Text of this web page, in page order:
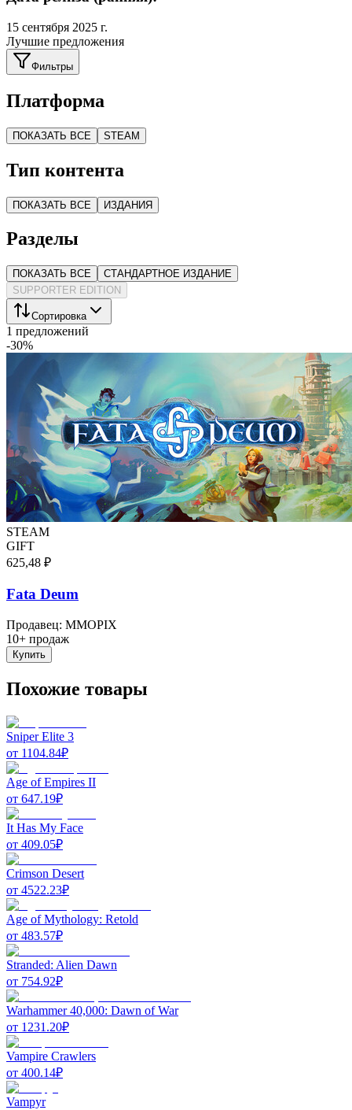
15 сентября 2025 г.
Лучшие предложения
Фильтры
Платформа
ПОКАЗАТЬ ВСЕ STEAM
Тип контента
ПОКАЗАТЬ ВСЕ ИЗДАНИЯ
Разделы
ПОКАЗАТЬ ВСЕ
СТАНДАРТНОЕ ИЗДАНИЕ
SUPPORTER EDITION
Сортировка
1 предложений
-30%
STEAM
GIFT
625,48 ₽
Fata Deum
Продавец: MMOPIX
10+ продаж
Купить
Похожие товары
Sniper Elite 3
от 1104.84₽
Age of Empires II
от 647.19₽
It Has My Face
от 409.05₽
Crimson Desert
от 4522.23₽
Age of Mythology: Retold
от 483.57₽
Stranded: Alien Dawn
от 754.92₽
Warhammer 40,000: Dawn of War
от 1231.20₽
Vampire Crawlers
от 400.14₽
Vampyr